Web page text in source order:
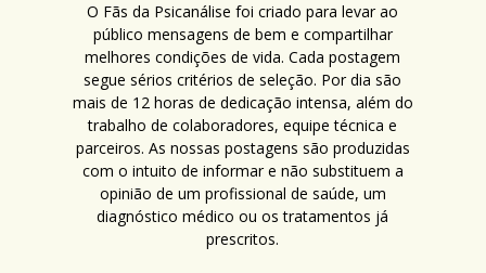
O Fãs da Psicanálise foi criado para levar ao
público mensagens de bem e compartilhar
melhores condições de vida. Cada postagem
segue sérios critérios de seleção. Por dia são
mais de 12 horas de dedicação intensa, além do
trabalho de colaboradores, equipe técnica e
parceiros. As nossas postagens são produzidas
com o intuito de informar e não substituem a
opinião de um profissional de saúde, um
diagnóstico médico ou os tratamentos já
prescritos.